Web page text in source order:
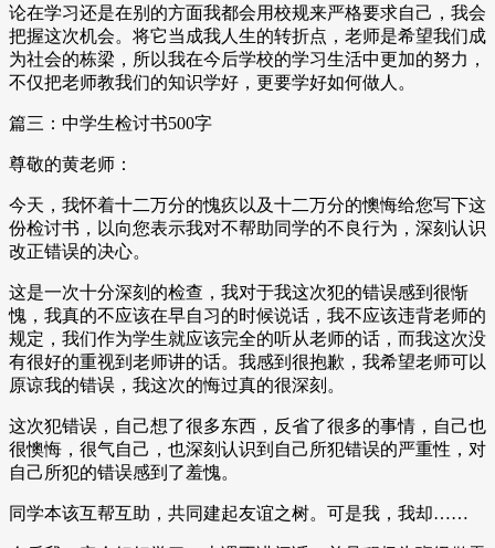
论在学习还是在别的方面我都会用校规来严格要求自己，我会
把握这次机会。将它当成我人生的转折点，老师是希望我们成
为社会的栋梁，所以我在今后学校的学习生活中更加的努力，
不仅把老师教我们的知识学好，更要学好如何做人。
篇三：中学生检讨书500字
尊敬的黄老师：
今天，我怀着十二万分的愧疚以及十二万分的懊悔给您写下这
份检讨书，以向您表示我对不帮助同学的不良行为，深刻认识
改正错误的决心。
这是一次十分深刻的检查，我对于我这次犯的错误感到很惭
愧，我真的不应该在早自习的时候说话，我不应该违背老师的
规定，我们作为学生就应该完全的听从老师的话，而我这次没
有很好的重视到老师讲的话。我感到很抱歉，我希望老师可以
原谅我的错误，我这次的悔过真的很深刻。
这次犯错误，自己想了很多东西，反省了很多的事情，自己也
很懊悔，很气自己，也深刻认识到自己所犯错误的严重性，对
自己所犯的错误感到了羞愧。
同学本该互帮互助，共同建起友谊之树。可是我，我却……